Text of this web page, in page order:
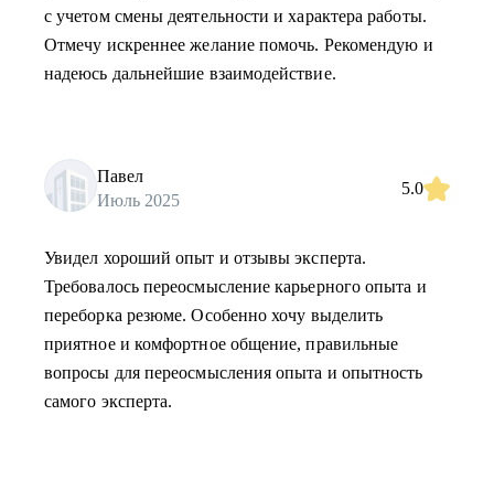
с учетом смены деятельности и характера работы.
Отмечу искреннее желание помочь. Рекомендую и
надеюсь дальнейшие взаимодействие.
Павел
Июль 2025
5.0
Увидел хороший опыт и отзывы эксперта.
Требовалось переосмысление карьерного опыта и
переборка резюме. Особенно хочу выделить
приятное и комфортное общение, правильные
вопросы для переосмысления опыта и опытность
самого эксперта.